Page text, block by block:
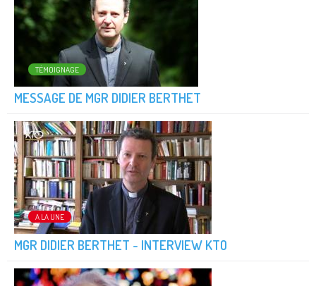
TÉMOIGNAGE
MESSAGE DE MGR DIDIER BERTHET
A LA UNE
MGR DIDIER BERTHET - INTERVIEW KTO